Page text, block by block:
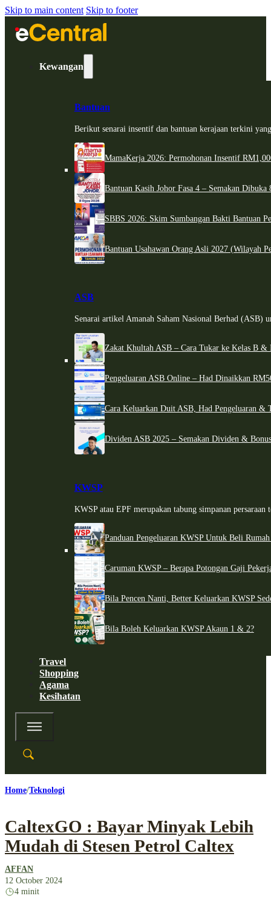
Skip to main content Skip to footer
Kewangan
Bantuan
Berikut senarai insentif dan bantuan kerajaan terkini
MamaKerja 2026: Permohonan Insentif
Bantuan Kasih Johor Fasa 4 – Semakan
SBBS 2026: Skim Sumbangan Bakti Bantuan
Bantuan Usahawan Orang Asli 2027 (Wilayah
ASB
Senarai artikel Amanah Saham Nasional Berhad (ASB)
Zakat Khultah ASB – Cara Tukar ke Kelas B &
Pengeluaran ASB Online – Had Dinaikkan
Cara Keluarkan Duit ASB, Had Pengeluaran &
Dividen ASB 2025 – Semakan Dividen &
KWSP
KWSP atau EPF merupakan tabung simpanan persaraan
Panduan Pengeluaran KWSP Untuk Beli
Caruman KWSP – Berapa Potongan Gaji
Bila Pencen Nanti, Better Keluarkan KWSP
Bila Boleh Keluarkan KWSP Akaun 1 & 2?
Travel
Shopping
Agama
Kesihatan
Home Teknologi
CaltexGO : Bayar Minyak Lebih
Mudah di Stesen Petrol Caltex
AFFAN
12 October 2024
4 minit